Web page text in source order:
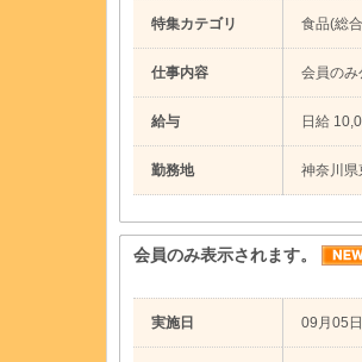
特集カテゴリ 食品(総
仕事内容 会員のみ
給与 日給
勤務地 神奈川
会員のみ表示されます。
実施日 09月05日